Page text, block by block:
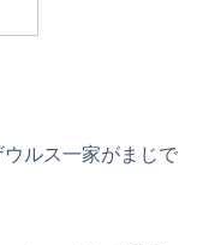
ルス一家がまじで